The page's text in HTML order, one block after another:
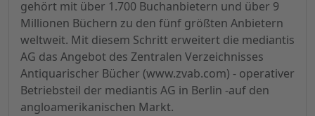
gehört mit über 1.700 Buchanbietern und über 9
Millionen Büchern zu den fünf größten Anbietern
weltweit. Mit diesem Schritt erweitert die mediantis
AG das Angebot des Zentralen Verzeichnisses
Antiquarischer Bücher (www.zvab.com) - operativer
Betriebsteil der mediantis AG in Berlin -auf den
angloamerikanischen Markt.